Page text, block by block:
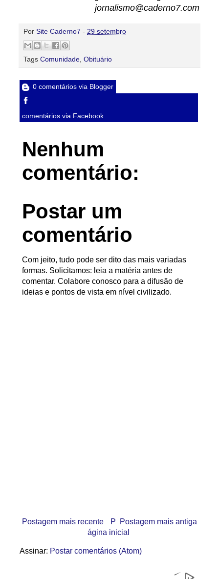
jornalismo@caderno7.com
Por Site Caderno7 - 29 setembro
Tags Comunidade, Obituário
0 comentários via Blogger
comentários via Facebook
Nenhum
comentário:
Postar um
comentário
Com jeito, tudo pode ser dito das mais variadas
formas. Solicitamos: leia a matéria antes de
comentar. Colabore conosco para a difusão de
ideias e pontos de vista em nível civilizado.
Postagem mais recente Postagem mais antiga
P
ágina inicial
Assinar: Postar comentários (Atom)